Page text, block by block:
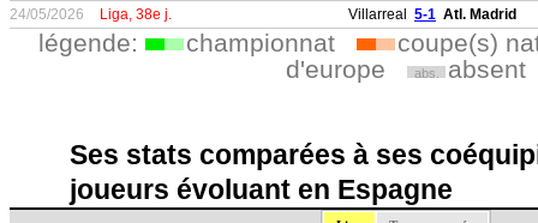
24/05/2026
Liga, 38e j. Villarreal 5-1 Atl. Madrid
légende: championnat
coupe(s)
d'europe
abs. absent
Ses stats comparées à ses
joueurs évoluant en Espagne